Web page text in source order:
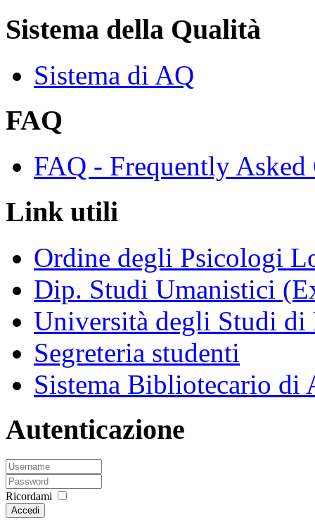
Sistema della Qualità
Sistema di AQ
FAQ
FAQ - Frequently Asked
Link utili
Ordine degli Psicologi
Dip. Studi Umanistici
Università degli Studi di
Segreteria studenti
Sistema Bibliotecario di
Autenticazione
Ricordami
Accedi